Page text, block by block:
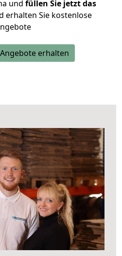
und füllen Sie jetzt das
erhalten Sie kostenlose
erhalten